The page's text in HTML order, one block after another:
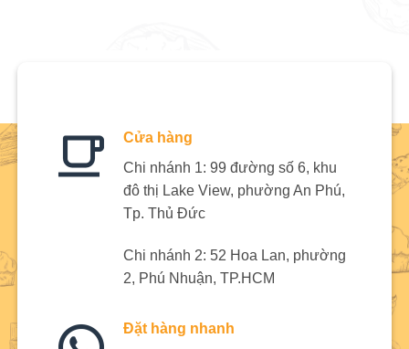
Cửa hàng
Chi nhánh 1: 99 đường số 6, khu
đô thị Lake View, phường An Phú,
Tp. Thủ Đức
Chi nhánh 2: 52 Hoa Lan, phường
2, Phú Nhuận, TP.HCM
Đặt hàng nhanh